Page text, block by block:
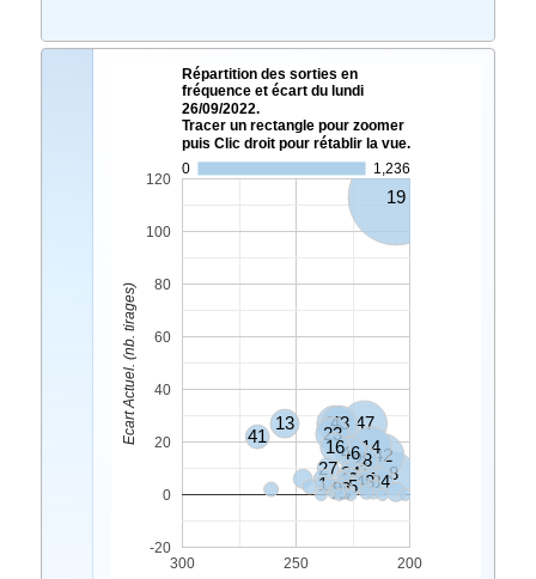
Répartition des sorties en
fréquence et écart du lundi
26/09/2022.
Tracer un rectangle pour zoomer
puis Clic droit pour rétablir la vue.
0
1,236
19
47
8
42
14
31
43
23
11
28
46
13
16
34
21
24
41
45
2
10
27
30
4048
1 5
3
4
6
7
9
300 250 200
-20
0
20
40
60
80
100
120
Ecart Actuel. (nb. tirages)